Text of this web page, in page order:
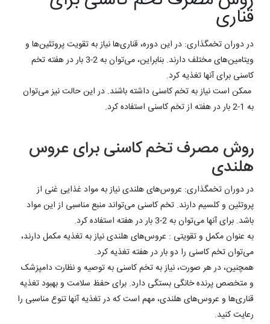
قناری‌
در دوران تخمگذاری: در این دوره، قناری‌ها نیاز به تقویت پروتئین‌ها و
ویتامین‌های مختلف دارند. بنابراین، می‌توان به 2-3 بار در هفته تخم
کاسنی برای آنها تغذیه کرد.
ممکن است نیاز به تخم کاسنی داشته باشند. در این حالت نیز می‌توان
به 1-2 بار در هفته از تخم کاسنی استفاده کرد.
روش مصرف تخم کاسنی برای عروس‌
هلندی
در دوران تخمگذاری: عروس‌های هلندی نیاز به مواد غذایی غنی از
پروتئین و کلسیم دارند. تخم کاسنی می‌تواند منبع مناسبی از این مواد
باشد. برای آنها می‌توان به 2-3 بار در هفته استفاده کرد.
به عنوان مکمل و تقویتی : عروس‌های هلندی نیاز به تغذیه مکمل دارند،
می‌توان تخم کاسنی را دو بار در هفته تغذیه کرد.
همچنین، در هر صورت، نیاز به تخم کاسنی به توصیه و نظارت دامپزشک
و متخصص پرنده خانگی بستگی دارد. برای حفظ سلامت و بهبود تغذیه
قناری‌ها و عروس‌های هلندی، مهم است که در تغذیه آنها تنوع مناسبی را
رعایت کنید.